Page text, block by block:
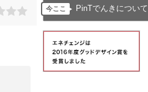
今ここ PinTでんきについて